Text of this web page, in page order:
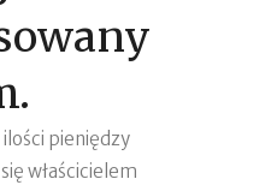
pieniędzy
właścicielem